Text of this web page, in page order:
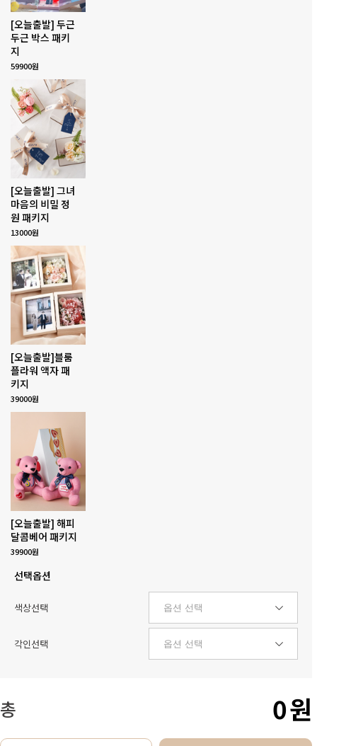
[오늘출발] 두근
두근 박스 패키
지
59900원
[오늘출발] 그녀
마음의 비밀 정
원 패키지
13000원
[오늘출발]블룸
플라워 액자 패
키지
39000원
[오늘출발] 해피
달콤베어 패키지
39900원
선택옵션
색상선택
각인선택
총 0원